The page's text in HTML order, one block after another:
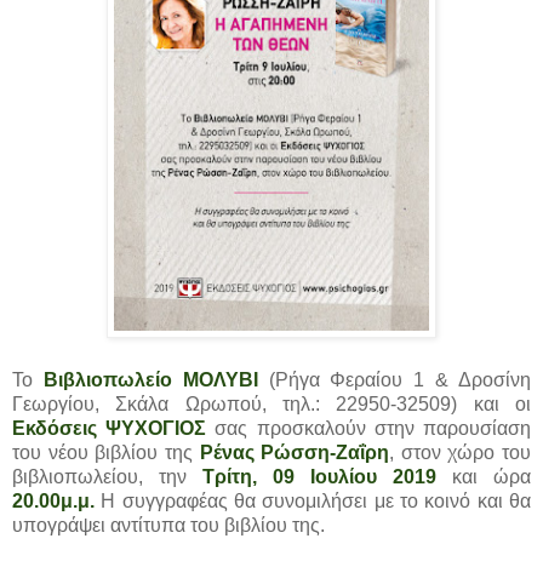
Το Βιβλιοπωλείο ΜΟΛΥΒΙ
(Ρήγα Φεραίου 1 & Δροσίνη
Γεωργίου, Σκάλα Ωρωπού, τηλ.: 22950-32509) και οι
Εκδόσεις ΨΥΧΟΓΙΟΣσας προσκαλούν στην παρουσίαση
του νέου βιβλίου της Ρένας Ρώσση-Ζαΐρη, στον χώρο του
βιβλιοπωλείου, την Τρίτη, 09 Ιουλίου 2019 και ώρα
20.00μ.μ. H συγγραφέας θα συνομιλήσει με το κοινό και θα
υπογράψει αντίτυπα του βιβλίου της.